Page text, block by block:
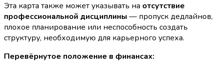
Эта карта также может указывать на отсутствие
профессиональной дисциплины — пропуск дедлайнов,
плохое планирование или неспособность создать
структуру, необходимую для карьерного успеха.
Перевёрнутое положение в финансах: